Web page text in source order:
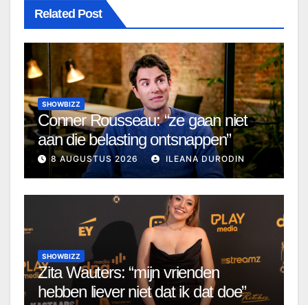
Related Post
SHOWBIZZ
Conner Rousseau: “ze gaan niet
aan die belasting ontsnappen”
8 AUGUSTUS 2026 ILEANA DURODIN
SHOWBIZZ
Zita Wauters: “mijn vrienden
hebben liever niet dat ik dat doe”